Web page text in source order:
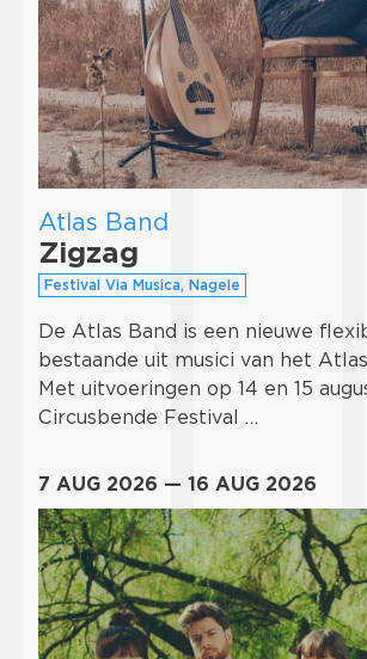
Atlas Band
Zigzag
Festival Via Musica, Nagele
De Atlas Band is een nieuwe
bestaande uit musici van het
Met uitvoeringen op 14 en 15
Circusbende Festival …
7 AUG 2026 — 16 AUG 2026